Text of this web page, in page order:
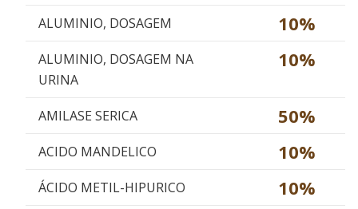
ALUMINIO, DOSAGEM 10%
ALUMINIO, DOSAGEM NA
URINA
10%
AMILASE SERICA 50%
ACIDO MANDELICO 10%
ÁCIDO METIL-HIPURICO 10%